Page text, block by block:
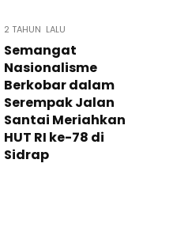
2 TAHUN LALU
Semangat
Nasionalisme
Berkobar dalam
Serempak Jalan
Santai Meriahkan
HUT RI ke-78 di
Sidrap